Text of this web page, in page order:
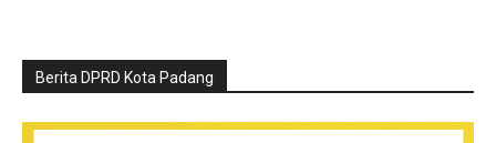
Berita DPRD Kota Padang